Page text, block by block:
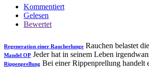
Kommentiert
Gelesen
Bewertet
Regeneration einer Raucherlunge Rauchen belastet
Mandel OP Jeder hat in seinem Leben
Rippenprellung Bei einer Rippenprellung handelt